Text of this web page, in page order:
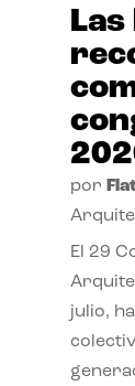
por
El 29
julio,